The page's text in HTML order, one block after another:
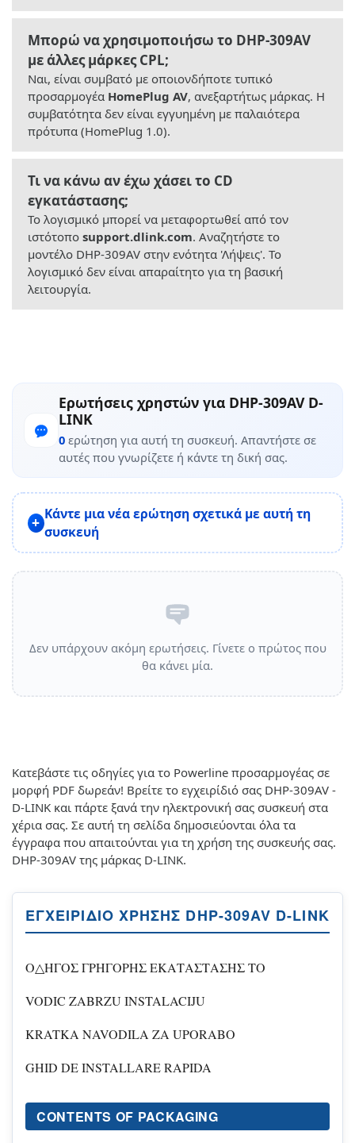
Μπορώ να χρησιμοποιήσω το DHP-309AV
με άλλες μάρκες CPL;
Ναι, είναι συμβατό με οποιονδήποτε τυπικό
προσαρμογέα HomePlug AV, ανεξαρτήτως μάρκας. Η
συμβατότητα δεν είναι εγγυημένη με παλαιότερα
πρότυπα (HomePlug 1.0).
Τι να κάνω αν έχω χάσει το CD
εγκατάστασης;
Το λογισμικό μπορεί να μεταφορτωθεί από τον
ιστότοπο support.dlink.com. Αναζητήστε το
μοντέλο DHP-309AV στην ενότητα 'Λήψεις'. Το
λογισμικό δεν είναι απαραίτητο για τη βασική
λειτουργία.
Ερωτήσεις χρηστών για DHP-309AV D-
LINK
0 ερώτηση για αυτή τη συσκευή. Απαντήστε σε
αυτές που γνωρίζετε ή κάντε τη δική σας.
Κάντε μια νέα ερώτηση σχετικά με αυτή τη
συσκευή
Δεν υπάρχουν ακόμη ερωτήσεις. Γίνετε ο πρώτος που
θα κάνει μία.
Κατεβάστε τις οδηγίες για το Powerline προσαρμογέας σε
μορφή PDF δωρεάν! Βρείτε το εγχειρίδιό σας DHP-309AV -
D-LINK και πάρτε ξανά την ηλεκτρονική σας συσκευή στα
χέρια σας. Σε αυτή τη σελίδα δημοσιεύονται όλα τα
έγγραφα που απαιτούνται για τη χρήση της συσκευής σας.
DHP-309AV της μάρκας D-LINK.
ΕΓΧΕΙΡΊΔΙΟ ΧΡΉΣΗΣ DHP-309AV D-LINK
O△HΓΟΣ ΓΡΗΓΟΡΗΣ ΕΚΑΤΑΣΤΑΣΗΣ TO
VODIC ZABRZU INSTALACIJU
KRATKA NAVODILA ZA UPORABO
GHID DE INSTALLARE RAPIDA
CONTENTS OF PACKAGING